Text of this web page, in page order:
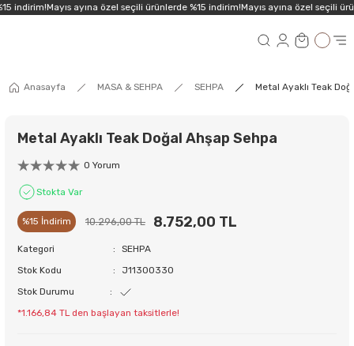
indirim!Mayıs ayına özel seçili ürünlerde %15 indirim!Mayıs ayına özel seçili
Anasayfa MASA & SEHPA SEHPA Metal Ayaklı Teak
Metal Ayaklı Teak Doğal Ahşap Sehpa
0 Yorum
Stokta Var
%15 İndirim 10.296,00 TL 8.752,00 TL
Kategori
SEHPA
Stok Kodu
J11300330
Stok Durumu
*1.166,84 TL den başlayan taksitlerle!